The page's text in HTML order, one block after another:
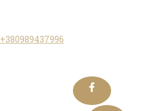
+380989437996